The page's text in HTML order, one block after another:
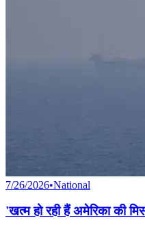
7/26/2026•National
'खत्म हो रही हैं अमेरिका की